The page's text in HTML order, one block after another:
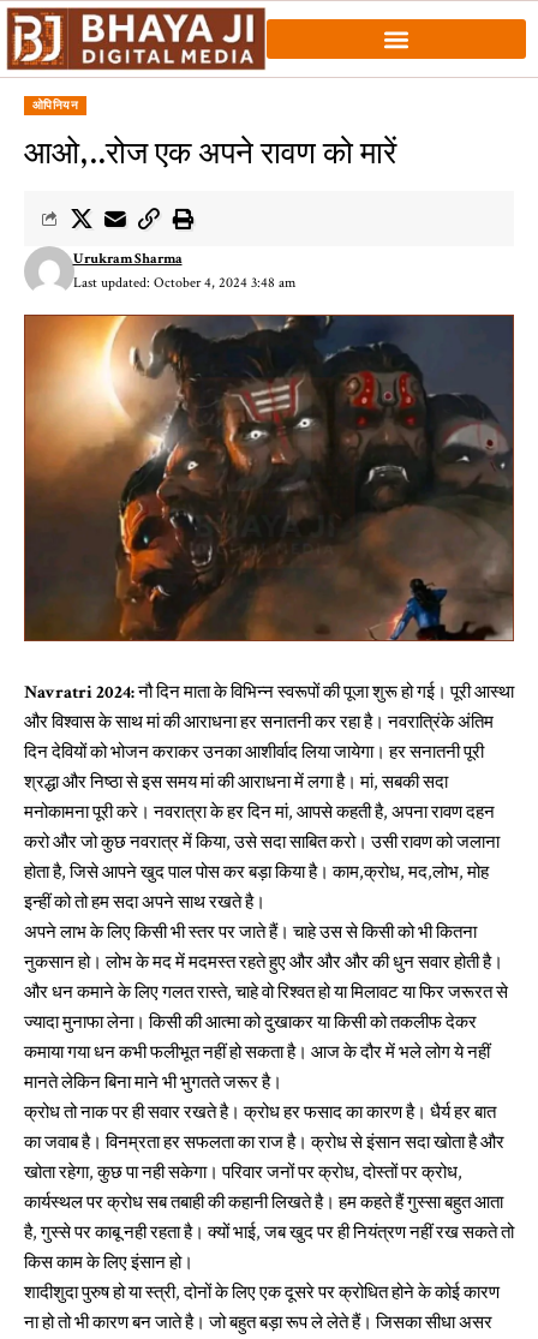
ओपिनियन
आओ,..रोज एक अपने रावण को मारें
Last updated: October 4, 2024 3:48 am
Urukram Sharma
Navratri 2024:नौ दिन माता के विभिन्न स्वरूपों की पूजा शुरू हो गई। पूरी आस्था
और विश्वास के साथ मां की आराधना हर सनातनी कर रहा है। नवरात्रिंके अंतिम
दिन देवियों को भोजन कराकर उनका आशीर्वाद लिया जायेगा। हर सनातनी पूरी
श्रद्धा और निष्ठा से इस समय मां की आराधना में लगा है। मां, सबकी सदा
मनोकामना पूरी करे। नवरात्रा के हर दिन मां, आपसे कहती है, अपना रावण दहन
करो और जो कुछ नवरात्र में किया, उसे सदा साबित करो। उसी रावण को जलाना
होता है, जिसे आपने खुद पाल पोस कर बड़ा किया है। काम,क्रोध, मद,लोभ, मोह
इन्हीं को तो हम सदा अपने साथ रखते है।
अपने लाभ के लिए किसी भी स्तर पर जाते हैं। चाहे उस से किसी को भी कितना
नुकसान हो। लोभ के मद में मदमस्त रहते हुए और और और की धुन सवार होती है।
और धन कमाने के लिए गलत रास्ते, चाहे वो रिश्वत हो या मिलावट या फिर जरूरत से
ज्यादा मुनाफा लेना। किसी की आत्मा को दुखाकर या किसी को तकलीफ देकर
कमाया गया धन कभी फलीभूत नहीं हो सकता है। आज के दौर में भले लोग ये नहीं
मानते लेकिन बिना माने भी भुगतते जरूर है।
क्रोध तो नाक पर ही सवार रखते है। क्रोध हर फसाद का कारण है। धैर्य हर बात
का जवाब है। विनम्रता हर सफलता का राज है। क्रोध से इंसान सदा खोता है और
खोता रहेगा, कुछ पा नही सकेगा। परिवार जनों पर क्रोध, दोस्तों पर क्रोध,
कार्यस्थल पर क्रोध सब तबाही की कहानी लिखते है। हम कहते हैं गुस्सा बहुत आता
है, गुस्से पर काबू नही रहता है। क्यों भाई, जब खुद पर ही नियंत्रण नहीं रख सकते तो
किस काम के लिए इंसान हो।
शादीशुदा पुरुष हो या स्त्री, दोनों के लिए एक दूसरे पर क्रोधित होने के कोई कारण
ना हो तो भी कारण बन जाते है। जो बहुत बड़ा रूप ले लेते हैं। जिसका सीधा असर